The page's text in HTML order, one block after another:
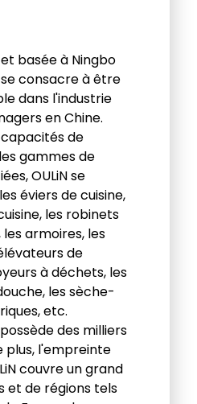
basée à Ningbo
se consacre à être
dans l'industrie
en Chine.
de
gammes de
OULiN se
éviers de cuisine,
les robinets
armoires, les
de
à déchets, les
les sèche-
etc.
possède des milliers
plus, l'empreinte
couvre un grand
et de régions tels